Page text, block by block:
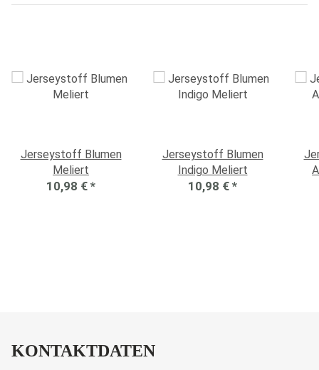
Jerseystoff Blumen
Meliert
10,98 € *
Jerseystoff Blumen
Indigo Meliert
10,98 € *
KONTAKTDATEN